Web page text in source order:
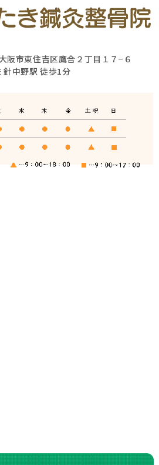
阪市東住吉区鷹合２丁目１７−６
針中野駅 徒歩1分